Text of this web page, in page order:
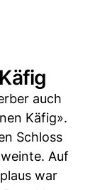
auch
Käfig».
Schloss
Auf
war